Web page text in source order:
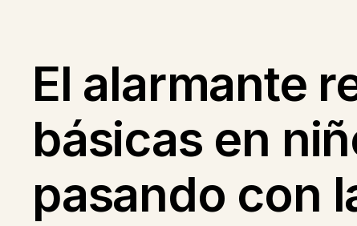
El alarmante
básicas en
pasando con